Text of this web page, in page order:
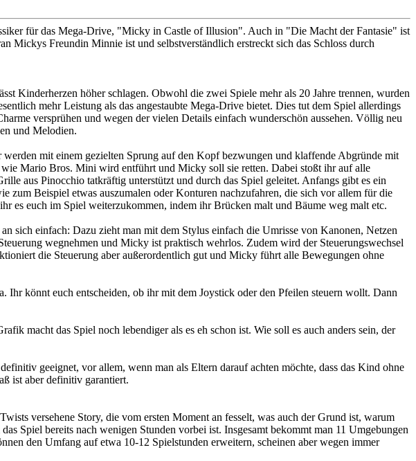
für das Mega-Drive, "Micky in Castle of Illusion". Auch in "Die Macht der Fantasie" ist
Mickys Freundin Minnie ist und selbstverständlich erstreckt sich das Schloss durch
Kinderherzen höher schlagen. Obwohl die zwei Spiele mehr als 20 Jahre trennen, wurden
mehr Leistung als das angestaubte Mega-Drive bietet. Dies tut dem Spiel allerdings
versprühen und wegen der vielen Details einfach wunderschön aussehen. Völlig neu
und Melodien.
mit einem gezielten Sprung auf den Kopf bezwungen und klaffende Abgründe mit
Mario Bros. Mini wird entführt und Micky soll sie retten. Dabei stoßt ihr auf alle
aus Pinocchio tatkräftig unterstützt und durch das Spiel geleitet. Anfangs gibt es ein
zum Beispiel etwas auszumalen oder Konturen nachzufahren, die sich vor allem für die
es euch im Spiel weiterzukommen, indem ihr Brücken malt und Bäume weg malt etc.
sich einfach: Dazu zieht man mit dem Stylus einfach die Umrisse von Kanonen, Netzen
wegnehmen und Micky ist praktisch wehrlos. Zudem wird der Steuerungswechsel
die Steuerung aber außerordentlich gut und Micky führt alle Bewegungen ohne
Ihr könnt euch entscheiden, ob ihr mit dem Joystick oder den Pfeilen steuern wollt. Dann
macht das Spiel noch lebendiger als es eh schon ist. Wie soll es auch anders sein, der
geeignet, vor allem, wenn man als Eltern darauf achten möchte, dass das Kind ohne
ist aber definitiv garantiert.
versehene Story, die vom ersten Moment an fesselt, was auch der Grund ist, warum
Spiel bereits nach wenigen Stunden vorbei ist. Insgesamt bekommt man 11 Umgebungen
den Umfang auf etwa 10-12 Spielstunden erweitern, scheinen aber wegen immer